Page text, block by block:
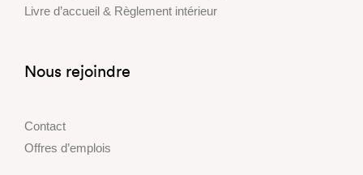
Livre d’accueil & Règlement intérieur
Nous rejoindre
Contact
Offres d’emplois